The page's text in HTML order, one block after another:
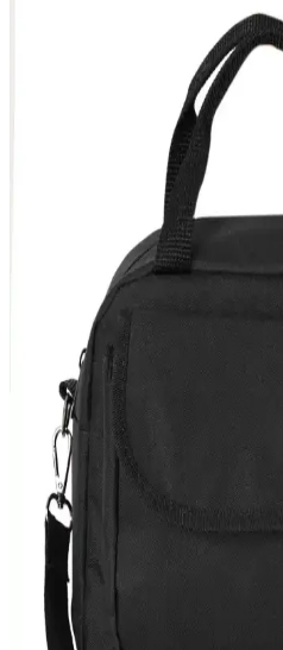
ALTINPAMUK'un tasarladığı bu
ve ısı yalıtımlı yapısıyla günlük
yemekleri korur, şık tasarımıyla öne
Bebek Önlüğü Seçerken
ve En İyi Modeller
Bebek önlükleri, hijyen ve konforu
modeller, malzemeler ve kullanım
uygun önlüğü seçin.
Bebek Yaka Önlüğü Nedir
Bakımında Tercih Edilmeli
Bebek yaka önlüğü, hassas ciltler
tasarlanmış, pratik ve şık bebek
yelpazesiyle hijyen ve konforu bir
Polo Lighter Gas 270ML
Ekonomik Çakmak Gazı
Polo'nun 4 adet 270 ml'lik seti,
günlük kullanım ve acil durumlar
çözümler sunar.
Reliance 10 Litre Piknik
Yalıtımlı Seyahat Arkadaşı